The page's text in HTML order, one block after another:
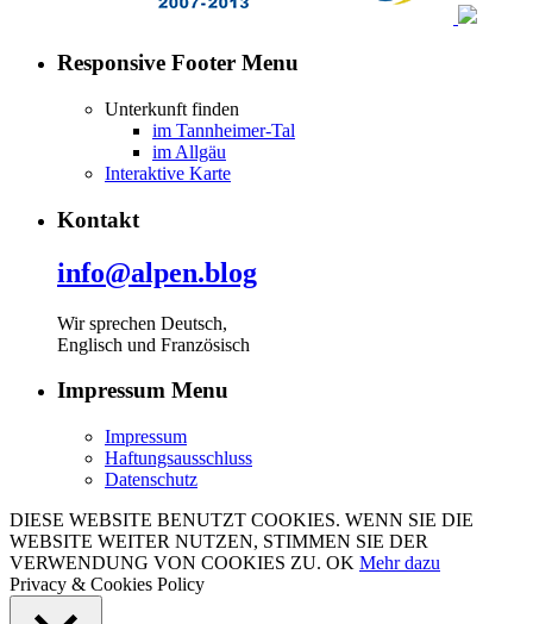
Responsive Footer Menu
Unterkunft finden
im Tannheimer-Tal
im Allgäu
Interaktive Karte
Kontakt
info@alpen.blog
Wir sprechen Deutsch,
Englisch und Französisch
Impressum Menu
Impressum
Haftungsausschluss
Datenschutz
DIESE WEBSITE BENUTZT COOKIES. WENN SIE DIE
WEBSITE WEITER NUTZEN, STIMMEN SIE DER
VERWENDUNG VON COOKIES ZU. OK Mehr dazu
Privacy & Cookies Policy